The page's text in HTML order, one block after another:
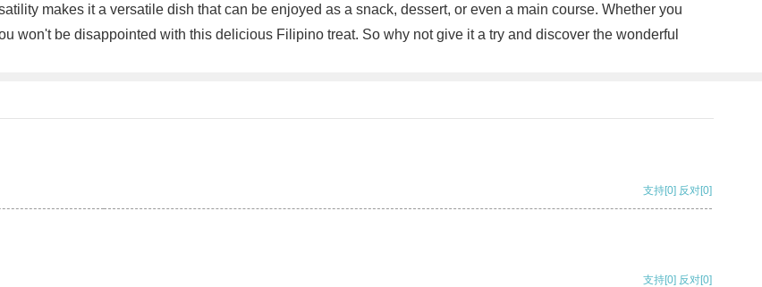
makes it a versatile dish that can be enjoyed as a snack, dessert, or even a main course. Whether you
won't be disappointed with this delicious Filipino treat. So why not give it a try and discover the wonderful
支持[0] 反对[0]
支持[0] 反对[0]